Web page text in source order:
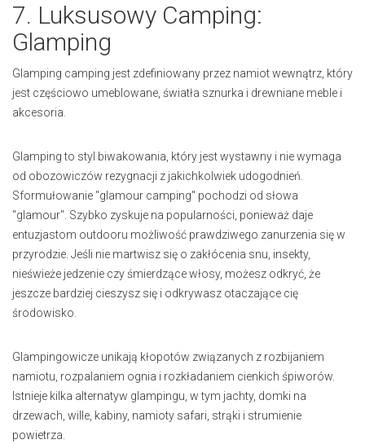
7. Luksusowy Camping:
Glamping
Glamping camping jest zdefiniowany przez namiot wewnątrz, który
jest częściowo umeblowane, światła sznurka i drewniane meble i
akcesoria.
Glamping to styl biwakowania, który jest wystawny i nie wymaga
od obozowiczów rezygnacji z jakichkolwiek udogodnień.
Sformułowanie "glamour camping" pochodzi od słowa
"glamour". Szybko zyskuje na popularności, ponieważ daje
entuzjastom outdooru możliwość prawdziwego zanurzenia się w
przyrodzie. Jeśli nie martwisz się o zakłócenia snu, insekty,
nieświeże jedzenie czy śmierdzące włosy, możesz odkryć, że
jeszcze bardziej cieszysz się i odkrywasz otaczające cię
środowisko.
Glampingowicze unikają kłopotów związanych z rozbijaniem
namiotu, rozpalaniem ognia i rozkładaniem cienkich śpiworów.
Istnieje kilka alternatyw glampingu, w tym jachty, domki na
drzewach, wille, kabiny, namioty safari, strąki i strumienie
powietrza.